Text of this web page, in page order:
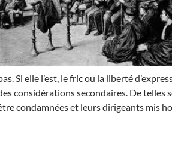
Si elle l’est, le fric ou la liberté
considérations secondaires. De telles
condamnées et leurs dirigeants mis